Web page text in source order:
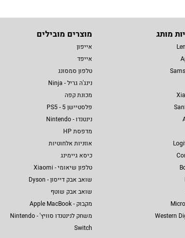
מותג
Western
מוצרים מובילים
אייפון
אייפד
טלפון סמסונג
נינג'ה גריל - Ninja
מכונת קפה
פלסטיישן 5 - PS5
נינטנדו - Nintendo
מדפסת HP
אוזניות אלחוטיות
כיסא גיימינג
טלפון שיאומי - Xiaomi
שואב אבק דייסון - Dyson
שואב אבק שוטף
מקבוק - Apple MacBook
משחק לנינטנדו סוויץ' - Nintendo
Switch